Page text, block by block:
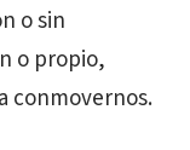
o sin
o propio,
conmovernos.